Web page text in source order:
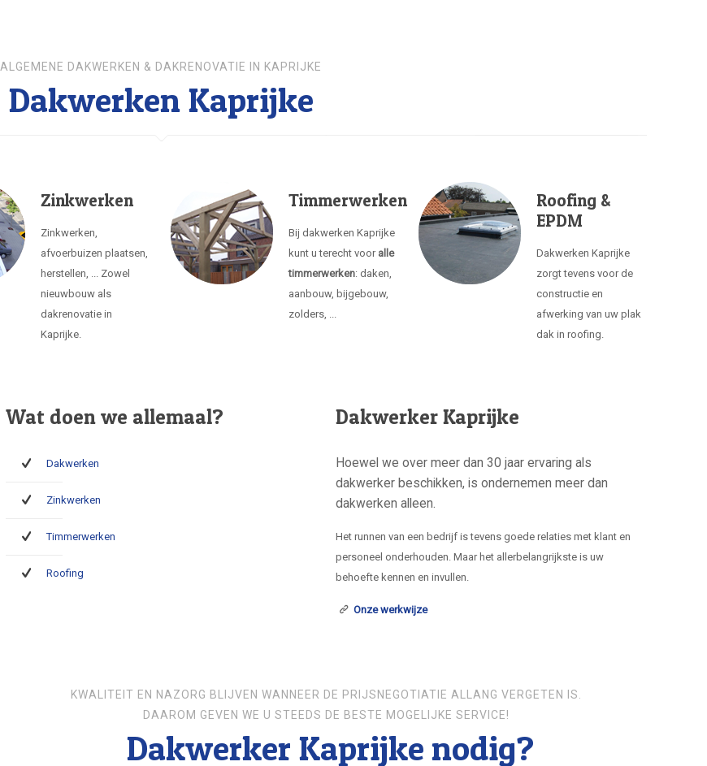
ALGEMENE DAKWERKEN & DAKRENOVATIE IN KAPRIJKE
Dakwerken Kaprijke
Zinkwerken
Zinkwerken,
afvoerbuizen plaatsen,
herstellen, ... Zowel
nieuwbouw als
dakrenovatie in
Kaprijke.
Timmerwerken
Bij dakwerken Kaprijke
kunt u terecht voor alle
timmerwerken: daken,
aanbouw, bijgebouw,
zolders, ...
Roofing &
EPDM
Dakwerken Kaprijke
zorgt tevens voor de
constructie en
afwerking van uw plak
dak in roofing.
Wat doen we allemaal?
Dakwerken
Zinkwerken
Timmerwerken
Roofing
Dakwerker Kaprijke
Hoewel we over meer dan 30 jaar ervaring als
dakwerker beschikken, is ondernemen meer dan
dakwerken alleen.
Het runnen van een bedrijf is tevens goede relaties met klant en
personeel onderhouden. Maar het allerbelangrijkste is uw
behoefte kennen en invullen.
Onze werkwijze
KWALITEIT EN NAZORG BLIJVEN WANNEER DE PRIJSNEGOTIATIE ALLANG VERGETEN IS.
DAAROM GEVEN WE U STEEDS DE BESTE MOGELIJKE SERVICE!
Dakwerker Kaprijke nodig?